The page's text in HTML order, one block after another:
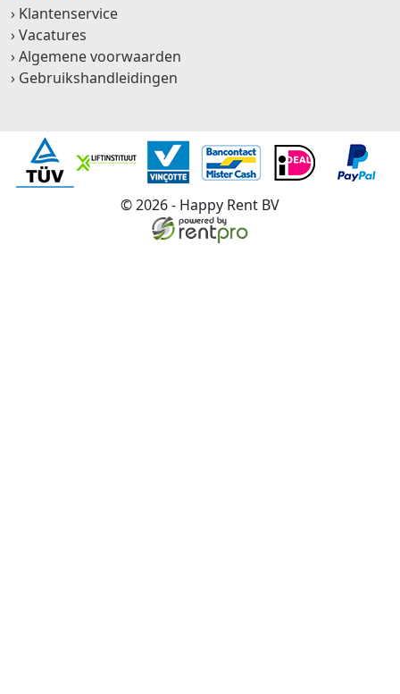
Klantenservice
Vacatures
Algemene voorwaarden
Gebruikshandleidingen
© 2026 - Happy Rent BV